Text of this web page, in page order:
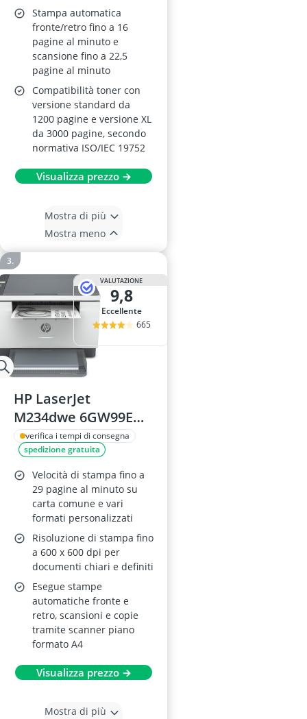
Stampa automatica
fronte/retro fino a 16
pagine al minuto e
scansione fino a 22,5
pagine al minuto
Compatibilità toner con
versione standard da
1200 pagine e versione XL
da 3000 pagine, secondo
normativa ISO/IEC 19752
Visualizza prezzo →
Mostra di più
Mostra meno
VALUTAZIONE
9,8
Eccellente
665
HP LaserJet
M234dwe 6GW99E
Stampante
Multifunzione
verifica i tempi di consegna
spedizione gratuita
Velocità di stampa fino a
29 pagine al minuto su
carta comune e vari
formati personalizzati
Risoluzione di stampa fino
a 600 x 600 dpi per
documenti chiari e definiti
Esegue stampe
automatiche fronte e
retro, scansioni e copie
tramite scanner piano
formato A4
Visualizza prezzo →
Mostra di più